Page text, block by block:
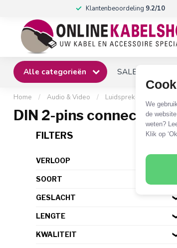
We
de
weten?
Klik op
Klantenbeoordeling 9.2/10
Alle categorieën SALE
Home / Audio & Video / Luidsprekerkabel
DIN 2-pins connectoren
FILTERS
VERLOOP
SOORT
GESLACHT
LENGTE
KWALITEIT